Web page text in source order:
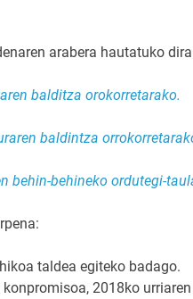
arabera hautatuko
balditza orokorretarako.
baldintza
behin-behineko ordutegi-
taldea egiteko badago.
2018ko